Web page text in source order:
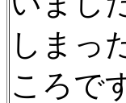
しまっ
ころで